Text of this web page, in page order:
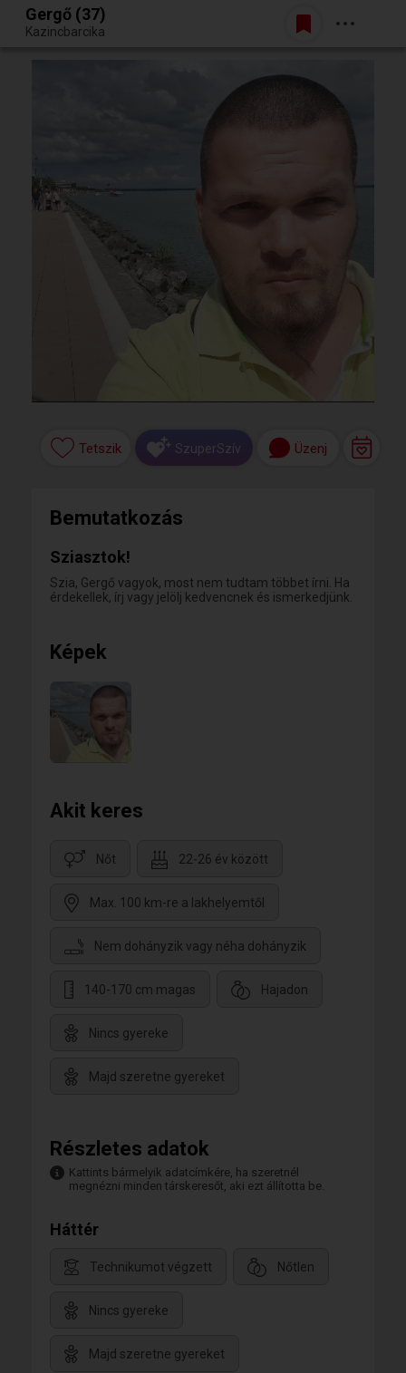
Egy jó randiból bármi lehet.
Belépés
Gergő (37)
Kazincbarcika
Tetszik SzuperSzív Üzenj
Bemutatkozás
Sziasztok!
Szia, Gergő vagyok, most nem tudtam többet írni. Ha
érdekellek, írj vagy jelölj kedvencnek és ismerkedjünk.
Képek
Akit keres
Nőt 22-26 év között
Max. 100 km-re a lakhelyemtől
Nem dohányzik vagy néha dohányzik
140-170 cm magas Hajadon
Nincs gyereke
Majd szeretne gyereket
Részletes adatok
Kattints bármelyik adatcímkére, ha szeretnél
megnézni minden társkeresőt, aki ezt állította be.
Háttér
Technikumot végzett Nőtlen
Nincs gyereke
Majd szeretne gyereket